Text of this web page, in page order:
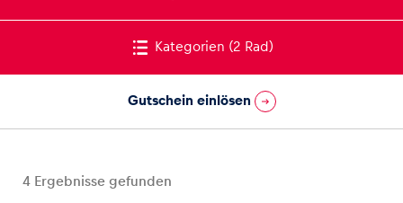
Kategorien (2 Rad)
Gutschein einlösen
4 Ergebnisse gefunden